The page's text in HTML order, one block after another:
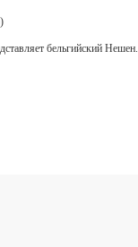
бельгийский Нешен.